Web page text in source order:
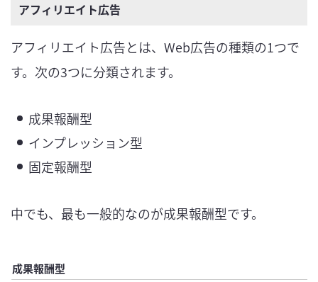
アフィリエイト広告
アフィリエイト広告とは、Web広告の種類の1つで
す。次の3つに分類されます。
成果報酬型
インプレッション型
固定報酬型
中でも、最も一般的なのが成果報酬型です。
成果報酬型